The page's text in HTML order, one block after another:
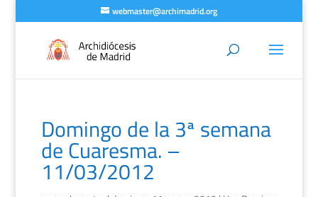
webmaster@archimadrid.org
Domingo de la 3ª semana
de Cuaresma. –
11/03/2012